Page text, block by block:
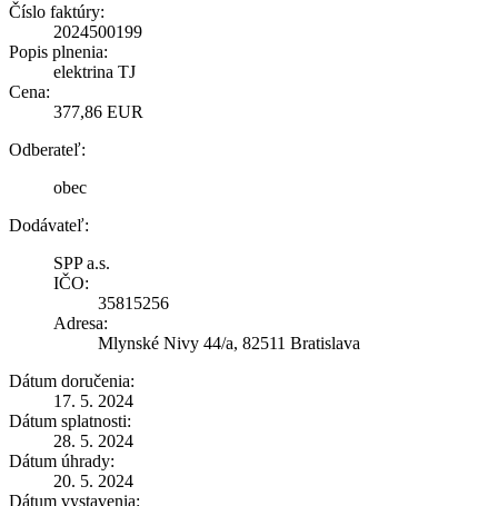
Číslo faktúry:
2024500199
Popis plnenia:
elektrina TJ
Cena:
377,86 EUR
Odberateľ:
obec
Dodávateľ:
SPP a.s.
IČO:
35815256
Adresa:
Mlynské Nivy 44/a, 82511 Bratislava
Dátum doručenia:
17. 5. 2024
Dátum splatnosti:
28. 5. 2024
Dátum úhrady:
20. 5. 2024
Dátum vystavenia: